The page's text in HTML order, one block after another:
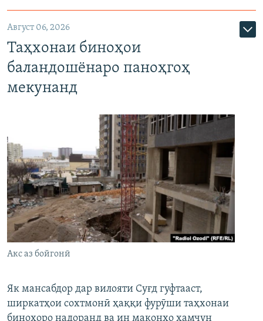
Август 06, 2026
Таҳхонаи биноҳои
баландошёнаро паноҳгоҳ
мекунанд
Акс аз бойгонӣ
Як мансабдор дар вилояти Суғд гуфтааст,
ширкатҳои сохтмонӣ ҳаққи фурӯши таҳхонаи
биноҳоро надоранд ва ин маконҳо ҳамчун